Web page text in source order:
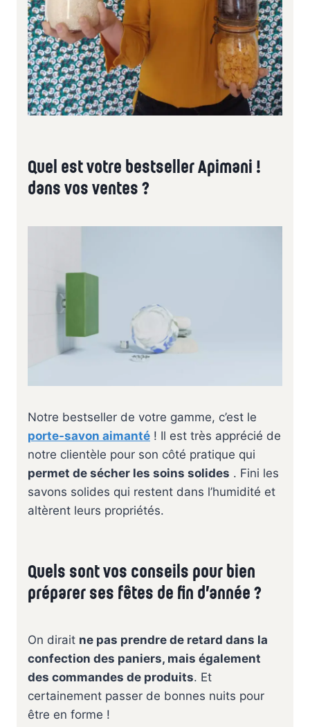
Quel est votre bestseller Apimani !
dans vos ventes ?
Notre bestseller de votre gamme, c’est le
porte-savon aimanté ! Il est très apprécié de
notre clientèle pour son côté pratique qui
permet de sécher les soins solides . Fini les
savons solides qui restent dans l’humidité et
altèrent leurs propriétés.
Quels sont vos conseils pour bien
préparer ses fêtes de fin d’année ?
On dirait ne pas prendre de retard dans la
confection des paniers, mais également
des commandes de produits. Et
certainement passer de bonnes nuits pour
être en forme !